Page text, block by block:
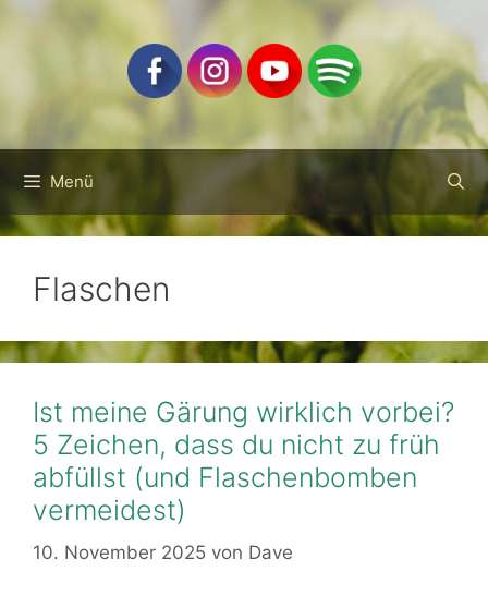
Zum
Menü
Flaschen
Ist meine Gärung wirklich vorbei?
5 Zeichen, dass du nicht zu früh
abfüllst (und Flaschenbomben
vermeidest)
10. November 2025 von Dave